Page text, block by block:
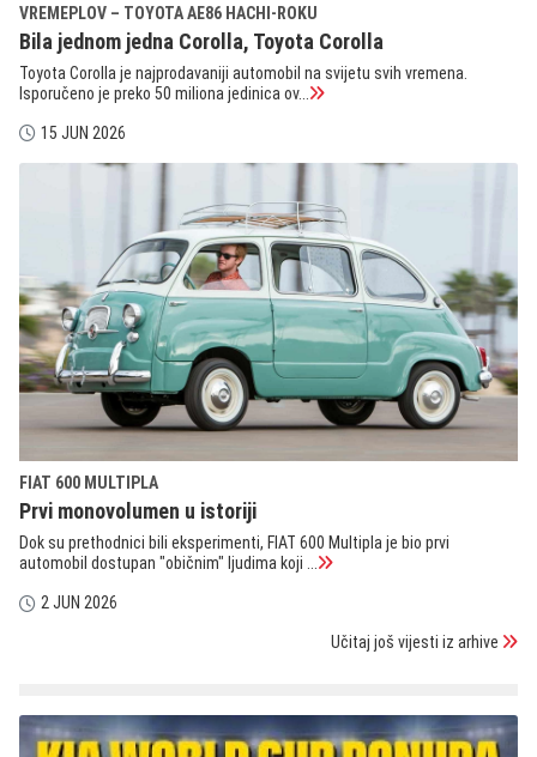
VREMEPLOV – TOYOTA AE86 HACHI-ROKU
Bila jednom jedna Corolla, Toyota Corolla
Toyota Corolla je najprodavaniji automobil na svijetu svih vremena.
Isporučeno je preko 50 miliona jedinica ov...
15 JUN 2026
FIAT 600 MULTIPLA
Prvi monovolumen u istoriji
Dok su prethodnici bili eksperimenti, FIAT 600 Multipla je bio prvi
automobil dostupan "običnim" ljudima koji ...
2 JUN 2026
Učitaj još vijesti iz arhive